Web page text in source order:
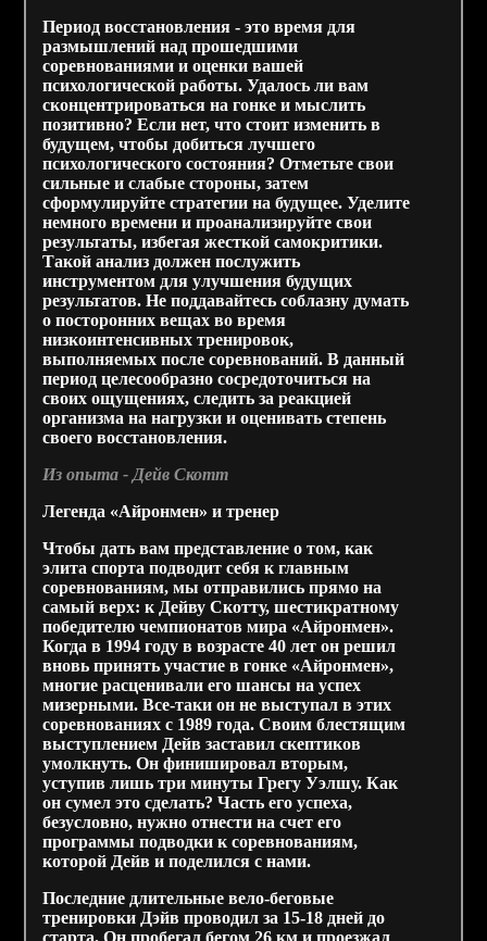
Период восстановления - это время для
размышлений над прошедшими
соревнованиями и оценки вашей
психологической работы. Удалось ли вам
сконцентрироваться на гонке и мыслить
позитивно? Если нет, что стоит изменить в
будущем, чтобы добиться лучшего
психологического состояния? Отметьте свои
сильные и слабые стороны, затем
сформулируйте стратегии на будущее. Уделите
немного времени и проанализируйте свои
результаты, избегая жесткой самокритики.
Такой анализ должен послужить
инструментом для улучшения будущих
результатов. Не поддавайтесь соблазну думать
о посторонних вещах во время
низкоинтенсивных тренировок,
выполняемых после соревнований. В данный
период целесообразно сосредоточиться на
своих ощущениях, следить за реакцией
организма на нагрузки и оценивать степень
своего восстановления.
Из опыта - Дейв Скотт
Легенда «Айронмен» и тренер
Чтобы дать вам представление о том, как
элита спорта подводит себя к главным
соревнованиям, мы отправились прямо на
самый верх: к Дейву Скотту, шестикратному
победителю чемпионатов мира «Айронмен».
Когда в 1994 году в возрасте 40 лет он решил
вновь принять участие в гонке «Айронмен»,
многие расценивали его шансы на успех
мизерными. Все-таки он не выступал в этих
соревнованиях с 1989 года. Своим блестящим
выступлением Дейв заставил скептиков
умолкнуть. Он финишировал вторым,
уступив лишь три минуты Грегу Уэлшу. Как
он сумел это сделать? Часть его успеха,
безусловно, нужно отнести на счет его
программы подводки к соревнованиям,
которой Дейв и поделился с нами.
Последние длительные вело-беговые
тренировки Дэйв проводил за 15-18 дней до
старта. Он пробегал бегом 26 км и проезжал